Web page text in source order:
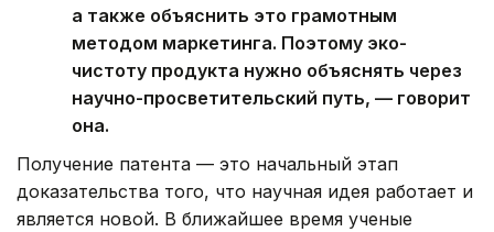
а также объяснить это грамотным
методом маркетинга. Поэтому эко-
чистоту продукта нужно объяснять через
научно-просветительский путь, — говорит
она.
Получение патента — это начальный этап
доказательства того, что научная идея работает и
является новой. В ближайшее время ученые